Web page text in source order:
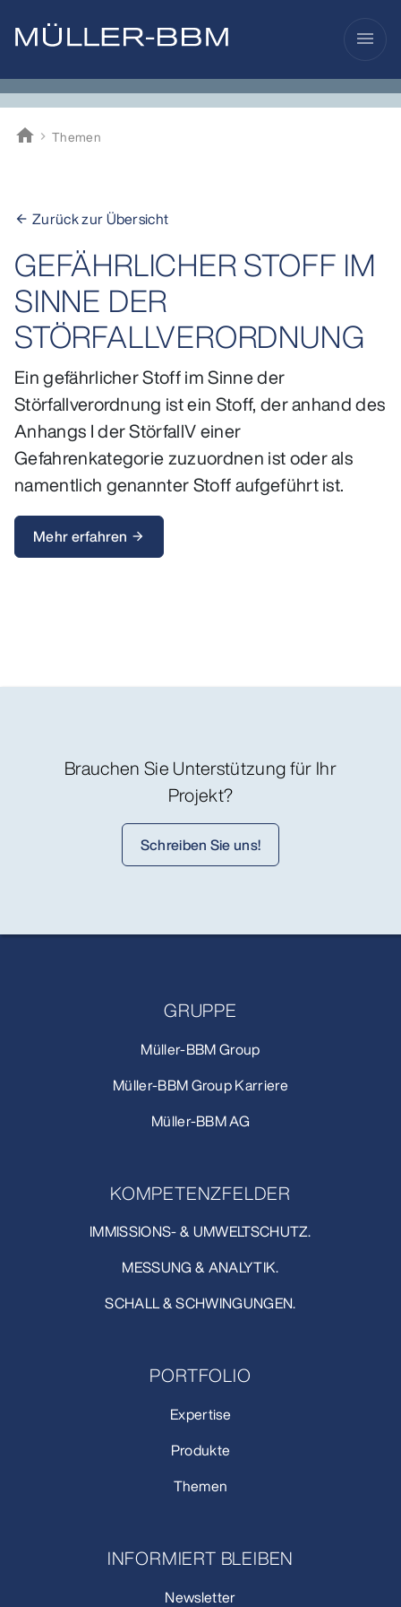
menu
home
Müller-BBM
Themen
arrow_back Zurück zur Übersicht
GEFÄHRLICHER STOFF IM
SINNE DER
STÖRFALLVERORDNUNG
Ein gefährlicher Stoff im Sinne der
Störfallverordnung ist ein Stoff, der anhand des
Anhangs I der StörfallV einer
Gefahrenkategorie zuzuordnen ist oder als
namentlich genannter Stoff aufgeführt ist.
Mehr erfahren arrow_forward
Brauchen Sie Unterstützung für Ihr
Projekt?
Schreiben Sie uns!
GRUPPE
Müller-BBM Group
Müller-BBM Group Karriere
Müller-BBM AG
KOMPETENZFELDER
IMMISSIONS- & UMWELTSCHUTZ.
MESSUNG & ANALYTIK.
SCHALL & SCHWINGUNGEN.
PORTFOLIO
Expertise
Produkte
Themen
INFORMIERT BLEIBEN
Newsletter